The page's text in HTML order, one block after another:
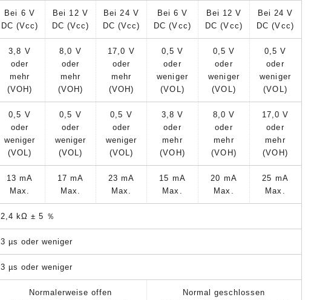
Bei 6 V
DC (Vcc)
Bei 12 V
DC (Vcc)
Bei 24 V
DC (Vcc)
Bei 6 V
DC (Vcc)
Bei 12 V
DC (Vcc)
Bei 24 V
DC (Vcc)
3,8 V
oder
mehr
(VOH)
8,0 V
oder
mehr
(VOH)
17,0 V
oder
mehr
(VOH)
0,5 V
oder
weniger
(VOL)
0,5 V
oder
weniger
(VOL)
0,5 V
oder
weniger
(VOL)
0,5 V
oder
weniger
(VOL)
0,5 V
oder
weniger
(VOL)
0,5 V
oder
weniger
(VOL)
3,8 V
oder
mehr
(VOH)
8,0 V
oder
mehr
(VOH)
17,0 V
oder
mehr
(VOH)
13 mA
Max.
17 mA
Max.
23 mA
Max.
15 mA
Max.
20 mA
Max.
25 mA
Max.
2,4 kΩ ± 5 ％
3 µs oder weniger
3 µs oder weniger
Normalerweise offen
Normal geschlossen